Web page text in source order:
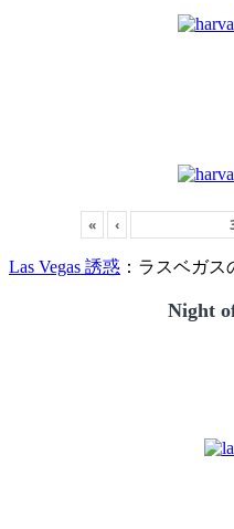
« ‹
Las Vegas 誘惑 ：ラスベガス
Night